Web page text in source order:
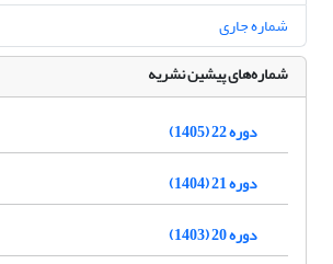
شماره جاری
شماره‌های پیشین نشریه
دوره 22 (1405)
دوره 21 (1404)
دوره 20 (1403)